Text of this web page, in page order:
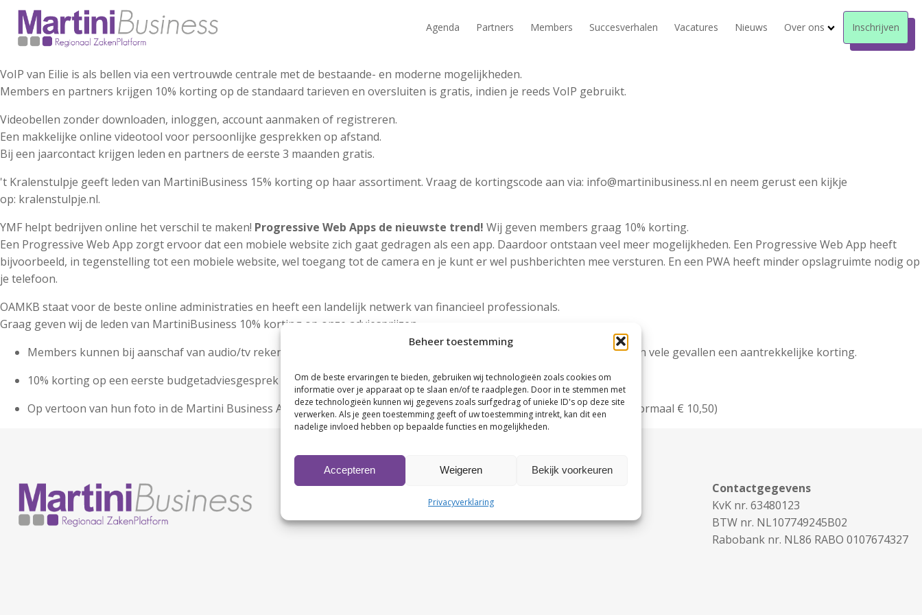
Beheer toestemming
Om de beste ervaringen te bieden, gebruiken wij technologieën zoals cookies om
informatie over je apparaat op te slaan en/of te raadplegen. Door in te stemmen met
deze technologieën kunnen wij gegevens zoals surfgedrag of unieke ID's op deze site
verwerken. Als je geen toestemming geeft of uw toestemming intrekt, kan dit een
nadelige invloed hebben op bepaalde functies en mogelijkheden.
Accepteren Weigeren Bekijk voorkeuren
Privacyverklaring
Agenda Partners Members Succesverhalen Vacatures Nieuws Over ons Inschrijven
VoIP van Eilie is als bellen via een vertrouwde centrale met de bestaande- en moderne mogelijkheden.
Members en partners krijgen 10% korting op de standaard tarieven en oversluiten is gratis, indien je reeds VoIP gebruikt.
Videobellen zonder downloaden, inloggen, account aanmaken of registreren.
Een makkelijke online videotool voor persoonlijke gesprekken op afstand.
Bij een jaarcontact krijgen leden en partners de eerste 3 maanden gratis.
't Kralenstulpje geeft leden van MartiniBusiness 15% korting op haar assortiment. Vraag de kortingscode aan via: info@martinibusiness.nl en neem gerust een kijkje
op: kralenstulpje.nl.
YMF helpt bedrijven online het verschil te maken! Progressive Web Apps de nieuwste trend! Wij geven members graag 10% korting.
Een Progressive Web App zorgt ervoor dat een mobiele website zich gaat gedragen als een app. Daardoor ontstaan veel meer mogelijkheden. Een Progressive Web App heeft
bijvoorbeeld, in tegenstelling tot een mobiele website, wel toegang tot de camera en je kunt er wel pushberichten mee versturen. En een PWA heeft minder opslagruimte nodig op
je telefoon.
OAMKB staat voor de beste online administraties en heeft een landelijk netwerk van financieel professionals.
Graag geven wij de leden van MartiniBusiness 10% korting op onze adviesprijzen.
Members kunnen bij aanschaf van audio/tv rekenen op extra service. Denkend aan: advies op maat, thuisinstallatie en in vele gevallen een aantrekkelijke korting.
10% korting op een eerste budgetadviesgesprek (face tot face) voor een medewerker
Op vertoon van hun foto in de Martini Business App voor een speciale tarief van € 7,50,- naar de film excl. toeslagen. (normaal € 10,50)
Contactgegevens
KvK nr. 63480123
BTW nr. NL107749245B02
Rabobank nr. NL86 RABO 0107674327